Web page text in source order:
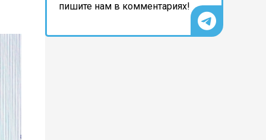
пишите нам в комментариях!